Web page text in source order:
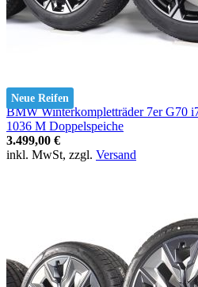
Neue Reifen
BMW Winterkompletträder 7er G70
1036 M Doppelspeiche
3.499,00 €
inkl. MwSt, zzgl. Versand